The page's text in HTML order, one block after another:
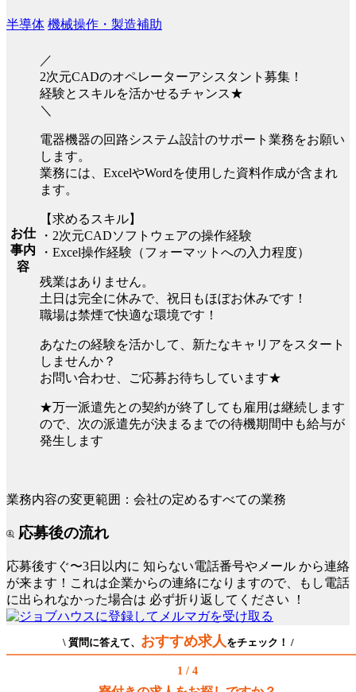
半導体 機械操作・製造補助
お仕
事内
容
／
2次元CADのオペレーターアシスタント募集！
経験とスキルを活かせるチャンス★
＼
電器機器の回路システム設計のサポート業務をお願い
します。
業務には、ExcelやWordを使用した資料作成が含まれ
ます。
【求めるスキル】
・2次元CADソフトウェアの操作経験
・Excel操作経験（フォーマットへの入力程度）
残業はありません。
土日は完全に休みで、祝日もほぼお休みです！
職場は禁煙で快適な環境です！
あなたの経験を活かして、新たなキャリアをスタート
しませんか？
お問い合わせ、ご応募お待ちしています★
★万一派遣先との契約が終了しても雇用は継続します
ので、次の派遣先が決まるまでの待機期間中も給与が
発生します
業務内容の変更範囲：会社の定めるすべての業務
応募後の流れ
応募後すぐ〜3日以内に 知らない電話番号やメール から連絡
が来ます！これは企業からの連絡になりますので、もし電話
に出られなかった場合は 必ず折り返してください ！
\ 質問に答えて、 おすすめ求人 をチェック！ /
1 / 4